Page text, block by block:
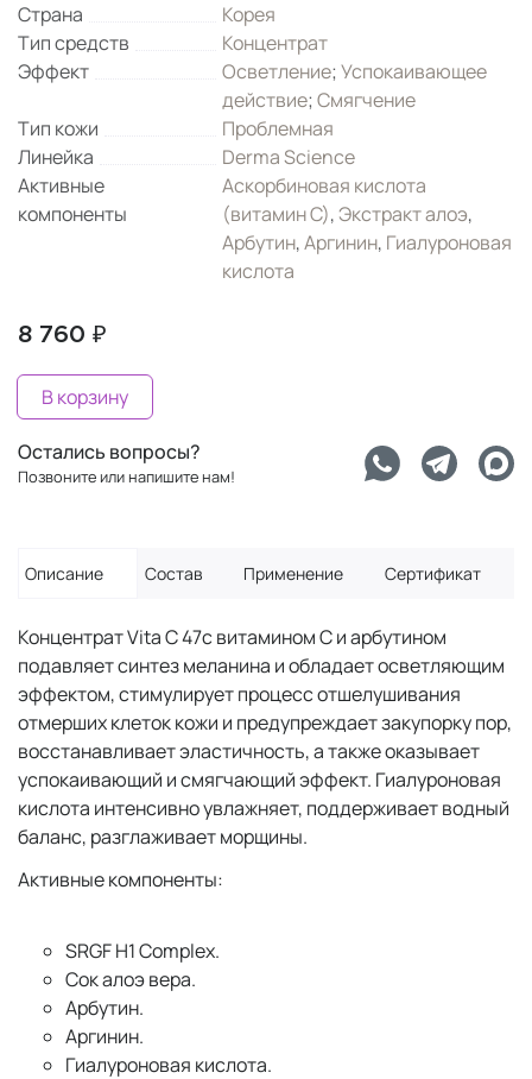
Страна
Корея
Тип средств
Концентрат
Эффект
Осветление;Успокаивающее
действие;Смягчение
Тип кожи
Проблемная
Линейка
Derma Science
Активные
компоненты
Аскорбиновая кислота
(витамин С),Экстракт алоэ,
Арбутин,Аргинин, Гиалуроновая
кислота
8 760 ₽
В корзину
Остались вопросы?
Позвоните или напишите нам!
Описание Состав Применение Сертификат
Концентрат Vita C 47с витамином C и арбутином
подавляет синтез меланина и обладает осветляющим
эффектом, cтимулирует процесс отшелушивания
отмерших клеток кожи и предупреждает закупорку пор,
восстанавливает эластичность, а также оказывает
успокаивающий и смягчающий эффект. Гиалуроновая
кислота интенсивно увлажняет, поддерживает водный
баланс, разглаживает морщины.
Активные компоненты:
SRGF H1 Complex.
Сок алоэ вера.
Арбутин.
Аргинин.
Гиалуроновая кислота.